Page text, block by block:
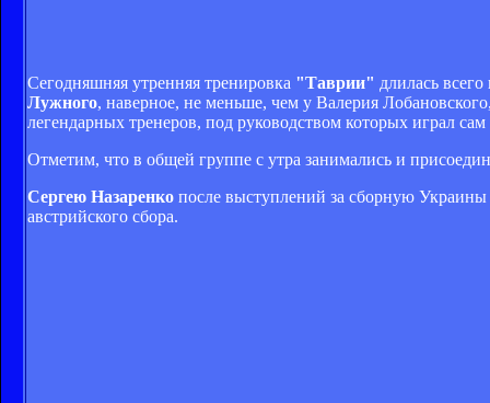
Сегодняшняя утренняя тренировка "Таврии" длилась
Лужного, наверное, не меньше, чем у Валерия
легендарных тренеров, под руководством которых играл
Отметим, что в общей группе с утра занимались и
Сергею Назаренко после выступлений за сборную
австрийского сбора.